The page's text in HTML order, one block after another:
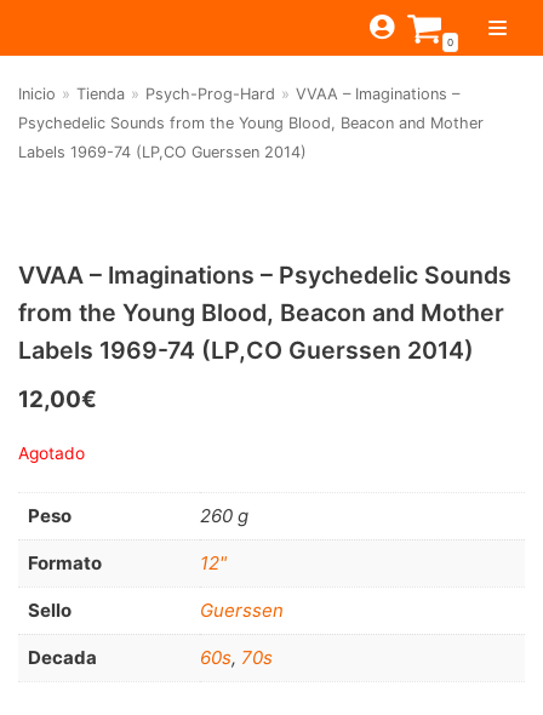
al
contenido
0
TIENDA
PUNK-REVIVAL-GLAM
Filtrar por
Beat-Garage-RnR
Punk-Revival-Glam
Alternative-Indie
(141)
RnB-Soul-Latin
(286)
Jazz-Blues
Libros
Inicio » Tienda » Psych-Prog-Hard » VVAA – Imaginations –
Psychedelic Sounds from the Young Blood, Beacon and Mother
Labels 1969-74 (LP,CO Guerssen 2014)
VVAA – Imaginations – Psychedelic Sounds
from the Young Blood, Beacon and Mother
Labels 1969-74 (LP,CO Guerssen 2014)
12,00€
Agotado
Peso 260 g
Formato 12"
Sello Guerssen
Decada 60s, 70s